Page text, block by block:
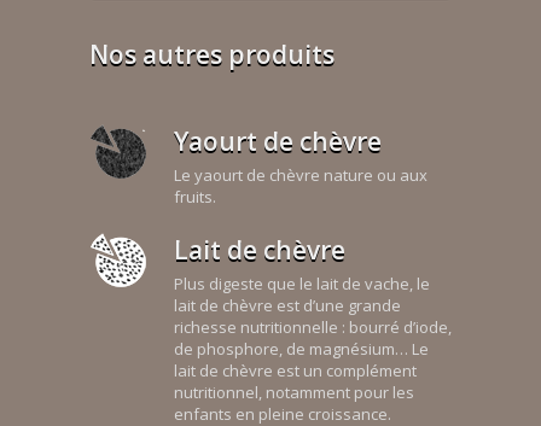
Nos autres produits
Yaourt de chèvre
Le yaourt de chèvre nature ou aux
fruits.
Lait de chèvre
Plus digeste que le lait de vache, le
lait de chèvre est d’une grande
richesse nutritionnelle : bourré d’iode,
de phosphore, de magnésium… Le
lait de chèvre est un complément
nutritionnel, notamment pour les
enfants en pleine croissance.